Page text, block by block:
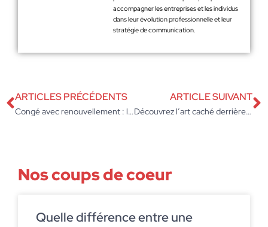
accompagner les entreprises et les individus
dans leur évolution professionnelle et leur
stratégie de communication.
ARTICLES PRÉCÉDENTS
Congé avec renouvellement : l’offre inattendue qui réinvente la fidélisation en entreprise
ARTICLE SUIVANT
Découvrez l’art caché derrière l’inventaire des immobilisations en entreprise
Nos coups de coeur
Quelle différence entre une